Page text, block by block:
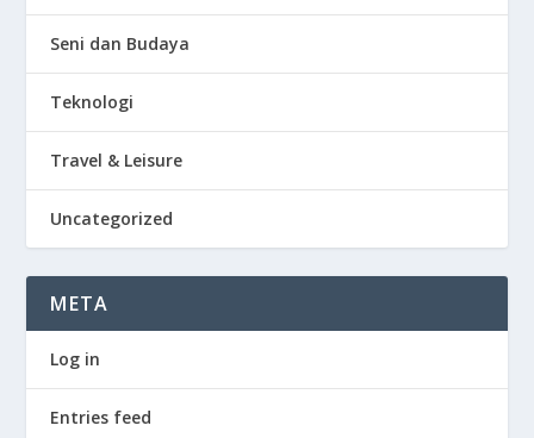
Seni dan Budaya
Teknologi
Travel & Leisure
Uncategorized
META
Log in
Entries feed